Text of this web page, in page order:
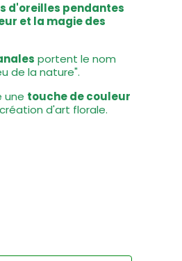
d'oreilles pendantes
et la magie des
portent le nom
de la nature".
une touche de couleur
d'art florale.